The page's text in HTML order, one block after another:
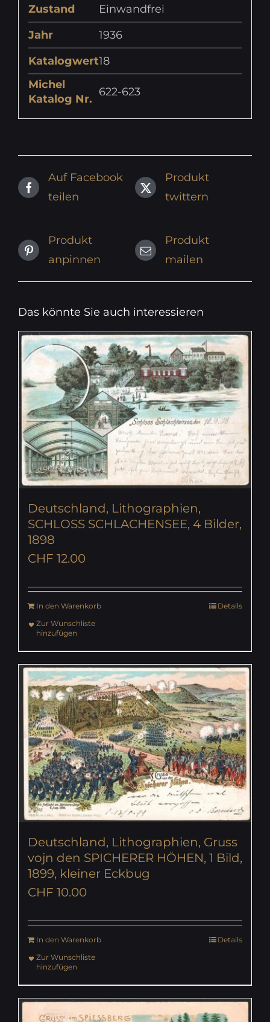
Zustand
Einwandfrei
Jahr
1936
Katalogwert18
Michel
Katalog Nr.
622-623
Auf Facebook
teilen
Produkt
twittern
Produkt
anpinnen
Produkt
mailen
Das könnte Sie auch interessieren
Deutschland, Lithographien,
SCHLOSS SCHLACHENSEE, 4 Bilder,
1898
CHF 12.00
In den Warenkorb
Details
Zur Wunschliste
hinzufügen
Deutschland, Lithographien, Gruss
vojn den SPICHERER HÖHEN, 1 Bild,
1899, kleiner Eckbug
CHF 10.00
In den Warenkorb
Details
Zur Wunschliste
hinzufügen